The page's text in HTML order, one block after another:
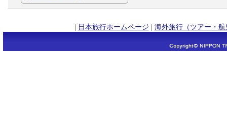
| 日本旅行ホームページ | 海外旅行（ツアー・航